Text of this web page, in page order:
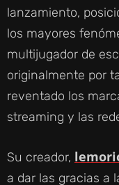
lanzamiento,
los mayores
multijugador de
originalmente por
reventado los
streaming y las
Su creador,
a dar las gracias a